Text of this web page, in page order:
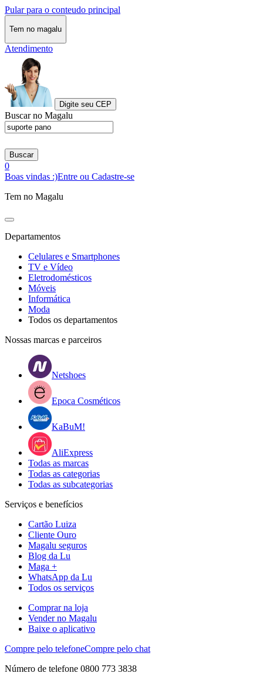
Pular para o conteudo principal
Tem no magalu
Atendimento
Digite seu CEP
Buscar no Magalu
Buscar
0
Boas vindas :)Entre ou Cadastre-se
Tem no Magalu
Departamentos
Celulares e Smartphones
TV e Vídeo
Eletrodomésticos
Móveis
Informática
Moda
Todos os departamentos
Nossas marcas e parceiros
Netshoes
Epoca Cosméticos
KaBuM!
AliExpress
Todas as marcas
Todas as categorias
Todas as subcategorias
Serviços e benefícios
Cartão Luiza
Cliente Ouro
Magalu seguros
Blog da Lu
Maga +
WhatsApp da Lu
Todos os serviços
Comprar na loja
Vender no Magalu
Baixe o aplicativo
Compre pelo telefoneCompre pelo chat
Número de telefone 0800 773 3838